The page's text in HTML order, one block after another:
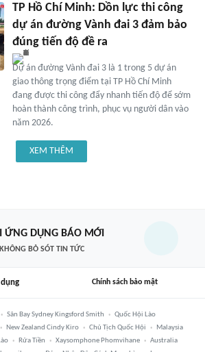
TP Hồ Chí Minh: Dồn lực thi công
dự án đường Vành đai 3 đảm bảo
đúng tiến độ đề ra
Dự án đường Vành đai 3 là 1 trong 5 dự án
giao thông trọng điểm tại TP Hồ Chí Minh
đang được thi công đẩy nhanh tiến độ để sớm
hoàn thành công trình, phục vụ người dân vào
năm 2026.
XEM THÊM
ỨNG DỤNG BÁO MỚI
BỎ SÓT TIN TỨC
Chính sách bảo mật
Sân Bay Sydney Kingsford Smith
Quốc Hội Lào
New Zealand Cindy Kiro Chủ Tịch Quốc Hội
Malaysia
Rửa Tiền Xaysomphone Phomvihane
Australia